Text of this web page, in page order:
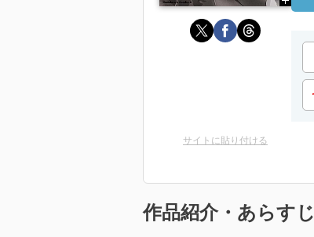
サイトに貼り付ける
作品紹介・あらすじ